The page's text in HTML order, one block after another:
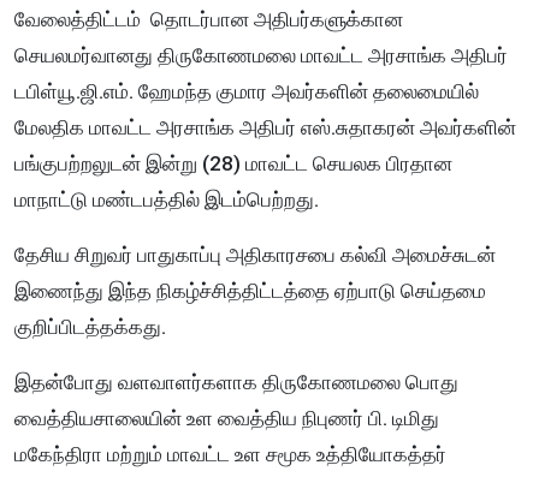
வேலைத்திட்டம் தொடர்பான அதிபர்களுக்கான
செயலமர்வானது திருகோணமலை மாவட்ட அரசாங்க அதிபர்
டபிள்யூ.ஜி.எம். ஹேமந்த குமார அவர்களின் தலைமையில்
மேலதிக மாவட்ட அரசாங்க அதிபர் எஸ்.சுதாகரன் அவர்களின்
பங்குபற்றலுடன் இன்று (28) மாவட்ட செயலக பிரதான
மாநாட்டு மண்டபத்தில் இடம்பெற்றது.
தேசிய சிறுவர் பாதுகாப்பு அதிகாரசபை கல்வி அமைச்சுடன்
இணைந்து இந்த நிகழ்ச்சித்திட்டத்தை ஏற்பாடு செய்தமை
குறிப்பிடத்தக்கது.
இதன்போது வளவாளர்களாக திருகோணமலை பொது
வைத்தியசாலையின் உள வைத்திய நிபுணர் பி. டிமிது
மகேந்திரா மற்றும் மாவட்ட உள சமூக உத்தியோகத்தர்